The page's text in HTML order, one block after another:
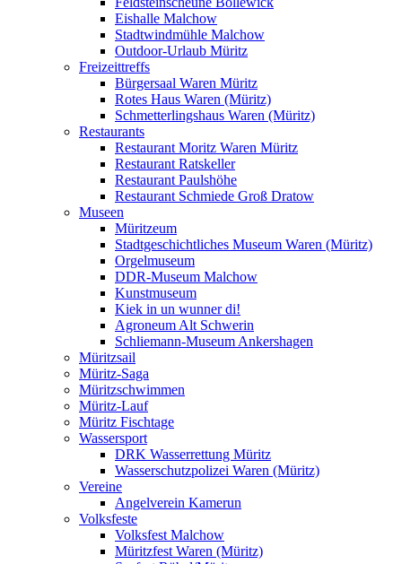
Eishalle Malchow
Stadtwindmühle Malchow
Outdoor-Urlaub Müritz
Freizeittreffs
Bürgersaal Waren Müritz
Rotes Haus Waren (Müritz)
Schmetterlingshaus Waren (Müritz)
Restaurants
Restaurant Moritz Waren Müritz
Restaurant Ratskeller
Restaurant Paulshöhe
Restaurant Schmiede Groß Dratow
Museen
Müritzeum
Stadtgeschichtliches Museum Waren (Müritz)
Orgelmuseum
DDR-Museum Malchow
Kunstmuseum
Kiek in un wunner di!
Agroneum Alt Schwerin
Schliemann-Museum Ankershagen
Müritzsail
Müritz-Saga
Müritzschwimmen
Müritz-Lauf
Müritz Fischtage
Wassersport
DRK Wasserrettung Müritz
Wasserschutzpolizei Waren (Müritz)
Vereine
Angelverein Kamerun
Volksfeste
Volksfest Malchow
Müritzfest Waren (Müritz)